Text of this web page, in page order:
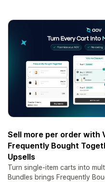
Sell more per order with
Frequently Bought
Upsells
Turn single-item carts into
Bundles brings Frequently